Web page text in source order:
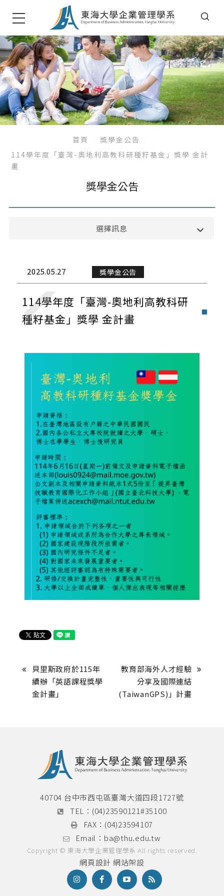
首頁
獎學金公告
114學年度「臺灣-奧地利高教科研種籽基金」獎學 金計
畫
獎學金公告
選擇訊息
校內活動
獎學金公告
榮譽榜
2025.05.27 獎學金公告
114學年度「臺灣-奧地利高教科研
種籽基金」獎學 金計畫
貝里斯政府於115年
續辦「英語課程獎學
金計畫」
教育部海外人才經驗
分享及國際連結
(TaiwanGPS)」計畫
40704 台中市西屯區臺灣大道四段1727號
TEL： (04)23590121#35100
FAX： (04)23594107
Email： ba@thu.edu.tw
Copyright © 東海大學企業管理學系 All rights reserved.
網頁設計 網站架設